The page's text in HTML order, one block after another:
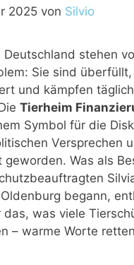
2025 von Silvio
Deutschland stehen
Sie sind überfüllt,
und kämpfen
Tierheim
Symbol für die
Versprechen
geworden. Was als
begann,
das, was viele
– warme Worte